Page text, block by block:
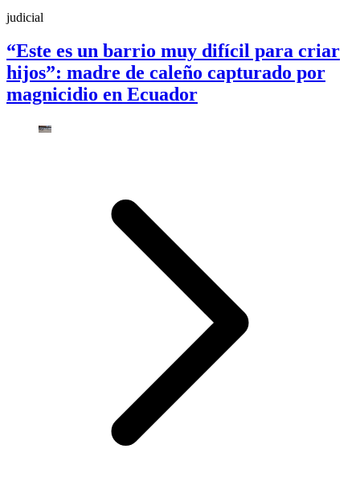
judicial
“Este es un barrio muy difícil para criar
hijos”: madre de caleño capturado por
magnicidio en Ecuador